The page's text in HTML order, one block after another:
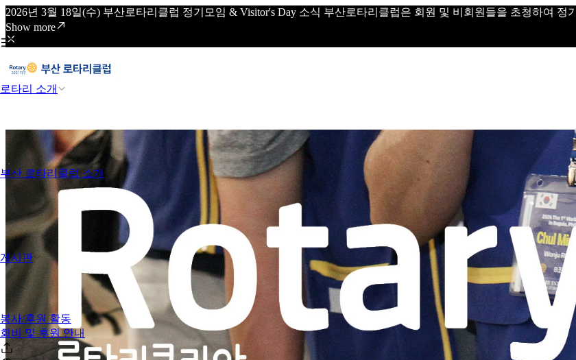
2026년 3월 18일(수) 부산로타리클럽 정기모임 & Visitor's Day 소식 부산로타리클럽은 회원 및 비회원들을 초청하여 정
Show more
로타리 소개
부산 로타리클럽 소개
게시판
봉사/후원 활동
회비 및 후원 안내